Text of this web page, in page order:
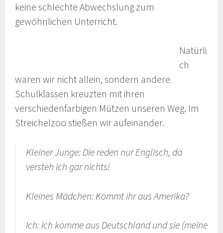
keine schlechte Abwechslung zum
gewöhnlichen Unterricht.
Natürli
ch
waren wir nicht allein, sondern andere
Schulklassen kreuzten mit ihren
verschiedenfarbigen Mützen unseren Weg. Im
Streichelzoo stießen wir aufeinander.
Kleiner Junge: Die reden nur Englisch, da
versteh ich gar nichts!
Kleines Mädchen: Kommt ihr aus Amerika?
Ich: Ich komme aus Deutschland und sie (meine